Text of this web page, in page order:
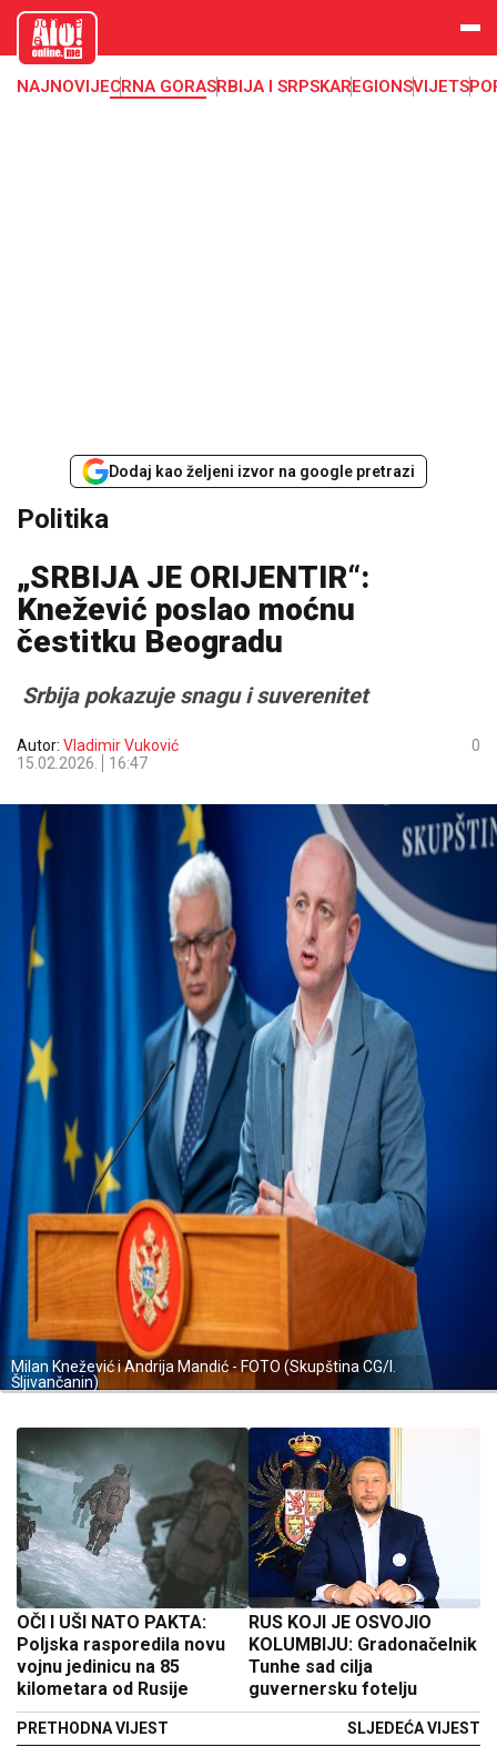
aloonline.
me
NAJNOVIJECRNA GORASRBIJA I SRPSKAREGIONSVIJET
Dodaj kao željeni izvor na google pretrazi
Politika
„SRBIJA JE ORIJENTIR“:
Knežević poslao moćnu
čestitku Beogradu
Srbija pokazuje snagu i suverenitet
Autor: Vladimir Vuković
15.02.2026.
16:47
0
Milan Knežević i Andrija Mandić - FOTO (Skupština CG/I.
Šljivančanin)
OČI I UŠI NATO PAKTA:
Poljska rasporedila novu
vojnu jedinicu na 85
kilometara od Rusije
PRETHODNA VIJEST
RUS KOJI JE OSVOJIO
KOLUMBIJU: Gradonačelnik
Tunhe sad cilja
guvernersku fotelju
SLJEDEĆA VIJEST